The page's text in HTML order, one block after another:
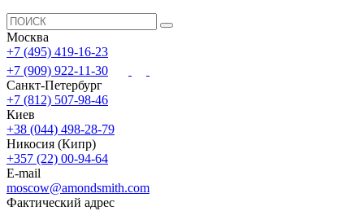
Москва
+7 (495) 419-16-23
+7 (909) 922-11-30
Санкт-Петербург
+7 (812) 507-98-46
Киев
+38 (044) 498-28-79
Никосия (Кипр)
+357 (22) 00-94-64
E-mail
moscow@amondsmith.com
Фактический адрес